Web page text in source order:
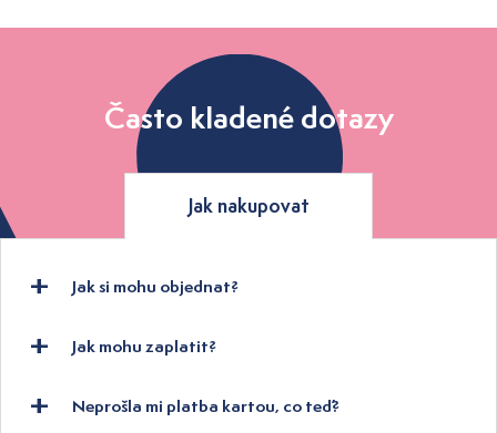
Často kladené dotazy
Jak nakupovat
Jak si mohu objednat?
Jak mohu zaplatit?
Neprošla mi platba kartou, co teď?